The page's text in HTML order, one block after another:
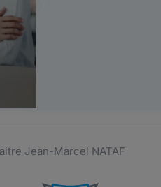
Jean-Marcel NATAF